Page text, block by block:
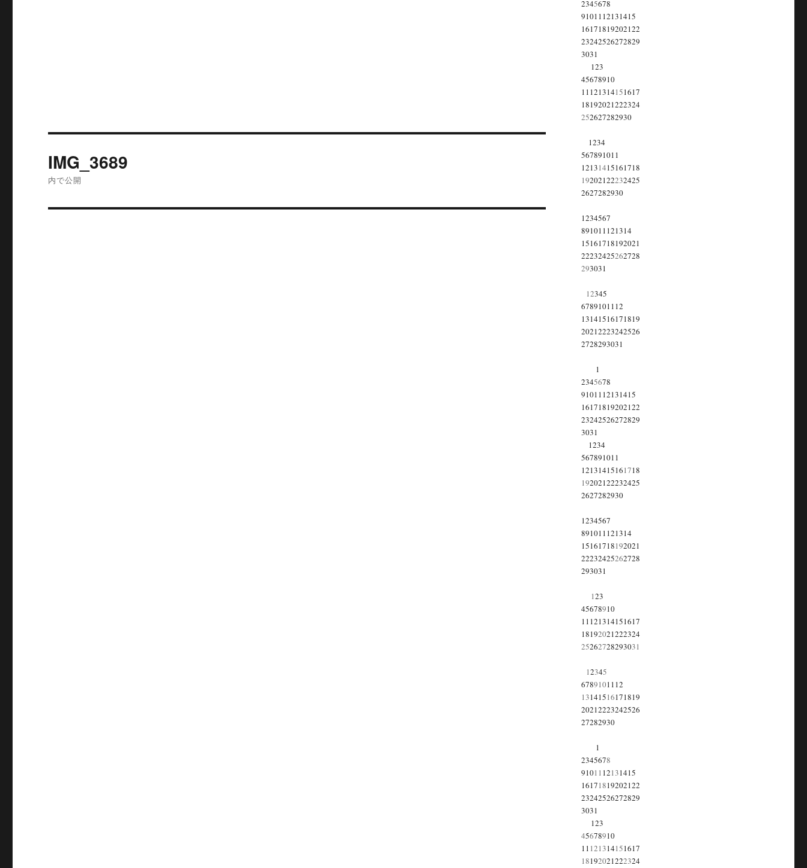
稿
IMG_3689
内で公開
2345678
9101112131415
16171819202122
23242526272829
3031
123
45678910
11121314151617
18192021222324
252627282930
1234
567891011
12131415161718
19202122232425
2627282930
1234567
891011121314
15161718192021
22232425262728
293031
12345
6789101112
13141516171819
20212223242526
2728293031
1
2345678
9101112131415
16171819202122
23242526272829
3031
1234
567891011
12131415161718
19202122232425
2627282930
1234567
891011121314
15161718192021
22232425262728
293031
123
45678910
11121314151617
18192021222324
25262728293031
12345
6789101112
13141516171819
20212223242526
27282930
1
2345678
9101112131415
16171819202122
23242526272829
3031
123
45678910
11 121314151617
18192021222324